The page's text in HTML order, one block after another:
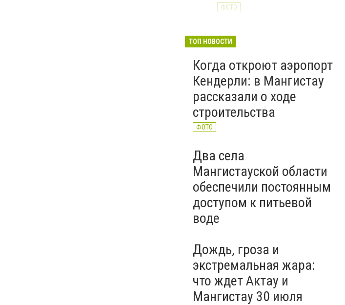
ФОТО
ТОП НОВОСТИ
Когда откроют аэропорт
Кендерли: в Мангистау
рассказали о ходе
строительства
ФОТО
Два села
Мангистауской области
обеспечили постоянным
доступом к питьевой
воде
Дождь, гроза и
экстремальная жара:
что ждет Актау и
Мангистау 30 июля